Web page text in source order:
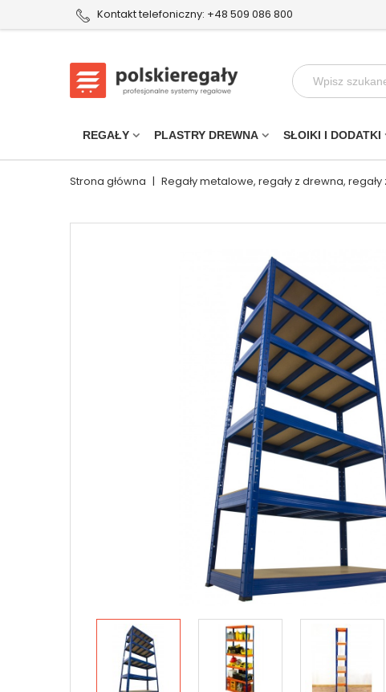
Kontakt telefoniczny: +48 509 086 800
REGAŁY PLASTRY DREWNA SŁOIKI I DODATKI
Strona główna | Regały metalowe, regały z drewna,